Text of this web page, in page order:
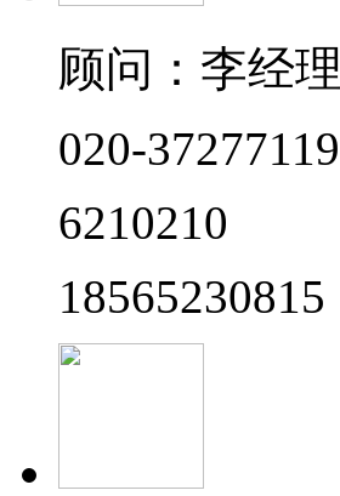
顾问：李经理
020-37277119
6210210
18565230815